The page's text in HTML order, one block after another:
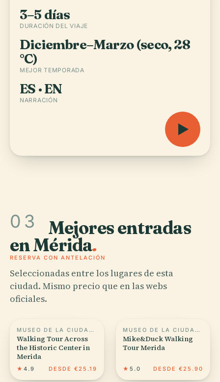
3–5 días
DURACIÓN DEL VIAJE
Diciembre–Marzo (seco, 28
°C)
MEJOR TEMPORADA
ES · EN
NARRACIÓN
03 Mejores entradas
en Mérida.
RESERVA CON ANTELACIÓN
Seleccionadas entre los lugares de esta
ciudad. Mismo precio que en las webs
oficiales.
MUSEO DE LA CIUDAD DE MÉRIDA
Walking Tour Across
the Historic Center in
Merida
★ 4.9 DESDE €25.19
MUSEO DE LA CIUDAD DE MÉRIDA
Mike&Duck Walking
Tour Merida
★ 5.0 DESDE €25.90